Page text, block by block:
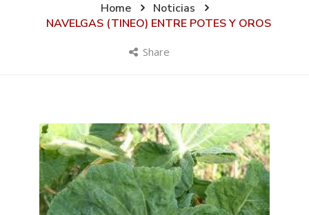
Home
Noticias
NAVELGAS (TINEO) ENTRE POTES Y OROS
Share